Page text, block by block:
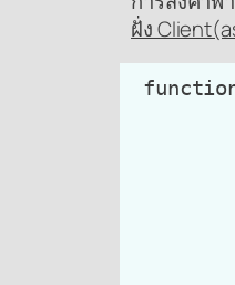
ฝั่ง